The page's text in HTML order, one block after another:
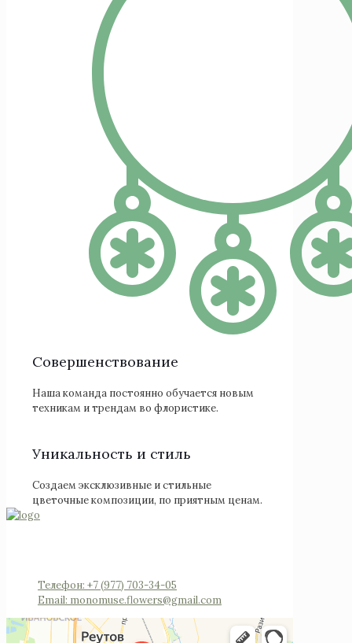
Cовершенствование
Наша команда постоянно обучается новым
техникам и трендам во флористике.
Уникальность и стиль
Создаем эксклюзивные и стильные
цветочные композиции, по приятным ценам.
Телефон: +7 (977) 703-34-05
Email: monomuse.flowers@gmail.com